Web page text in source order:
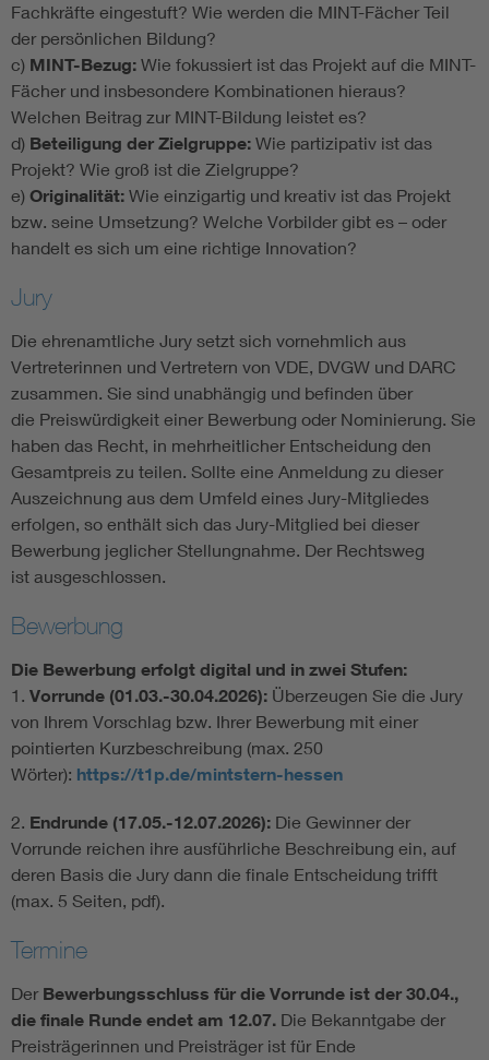
Fachkräfte eingestuft? Wie werden die MINT-Fächer Teil
der persönlichen Bildung?
c) MINT-Bezug: Wie fokussiert ist das Projekt auf die MINT-
Fächer und insbesondere Kombinationen hieraus?
Welchen Beitrag zur MINT-Bildung leistet es?
d) Beteiligung der Zielgruppe: Wie partizipativ ist das
Projekt? Wie groß ist die Zielgruppe?
e) Originalität: Wie einzigartig und kreativ ist das Projekt
bzw. seine Umsetzung? Welche Vorbilder gibt es – oder
handelt es sich um eine richtige Innovation?
Jury
Die ehrenamtliche Jury setzt sich vornehmlich aus
Vertreterinnen und Vertretern von VDE, DVGW und DARC
zusammen. Sie sind unabhängig und befinden über
die Preiswürdigkeit einer Bewerbung oder Nominierung. Sie
haben das Recht, in mehrheitlicher Entscheidung den
Gesamtpreis zu teilen. Sollte eine Anmeldung zu dieser
Auszeichnung aus dem Umfeld eines Jury-Mitgliedes
erfolgen, so enthält sich das Jury-Mitglied bei dieser
Bewerbung jeglicher Stellungnahme. Der Rechtsweg
ist ausgeschlossen.
Bewerbung
Die Bewerbung erfolgt digital und in zwei Stufen:
1. Vorrunde (01.03.-30.04.2026): Überzeugen Sie die Jury
von Ihrem Vorschlag bzw. Ihrer Bewerbung mit einer
pointierten Kurzbeschreibung (max. 250
Wörter): https://t1p.de/mintstern-hessen
2. Endrunde (17.05.-12.07.2026): Die Gewinner der
Vorrunde reichen ihre ausführliche Beschreibung ein, auf
deren Basis die Jury dann die finale Entscheidung trifft
(max. 5 Seiten, pdf).
Termine
Der Bewerbungsschluss für die Vorrunde ist der 30.04.,
die finale Runde endet am 12.07. Die Bekanntgabe der
Preisträgerinnen und Preisträger ist für Ende